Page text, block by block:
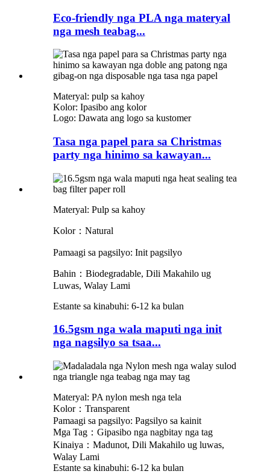
Eco-friendly nga PLA nga materyal
nga mesh teabag...
Materyal: pulp sa kahoy
Kolor: Ipasibo ang kolor
Logo: Dawata ang logo sa kustomer
Tasa nga papel para sa Christmas
party nga hinimo sa kawayan...
Materyal: Pulp sa kahoy
Kolor：Natural
Pamaagi sa pagsilyo: Init pagsilyo
Bahin： Biodegradable, Dili Makahilo ug
Luwas, Walay Lami
Estante sa kinabuhi: 6-12 ka bulan
16.5gsm nga wala maputi nga init
nga nagsilyo sa tsaa...
Materyal: PA nylon mesh nga tela
Kolor：Transparent
Pamaagi sa pagsilyo: Pagsilyo sa kainit
Mga Tag：Gipasibo nga nagbitay nga tag
Kinaiya：Madunot, Dili Makahilo ug luwas,
Walay Lami
Estante sa kinabuhi: 6-12 ka bulan